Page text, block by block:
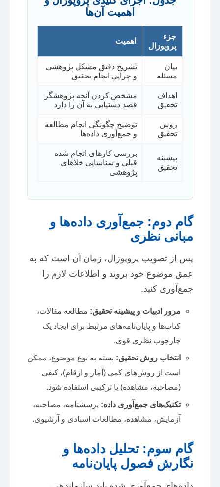
اهمیت آن‌ها
جزء
پروپوزال
اهمیت
بیان
مسئله
تشریح دقیق مشکل پژوهشی
و چرایی انجام تحقیق
اهداف
تحقیق
مشخص کردن آنچه پژوهشگر
قصد دستیابی به آن را دارد
روش
تحقیق
توضیح چگونگی انجام مطالعه
و جمع‌آوری داده‌ها
پیشینه
تحقیق
بررسی کارهای انجام شده
قبلی و شناسایی خلأهای
پژوهشی
گام دوم: جمع‌آوری داده‌ها و
مبانی نظری
پس از تصویب پروپوزال، زمان آن است که به
عمق موضوع خود بروید و اطلاعات لازم را
جمع‌آوری کنید.
مرور ادبیات و پیشینه تحقیق: مطالعه مقالات،
کتاب‌ها و پایان‌نامه‌های مرتبط برای ایجاد یک
چارچوب نظری قوی.
انتخاب روش تحقیق: بسته به نوع موضوع، ممکن
است از روش‌های کمی (آمار و ارقام)، کیفی
(مصاحبه، مشاهده) یا ترکیبی استفاده شود.
تکنیک‌های جمع‌آوری داده: پرسشنامه، مصاحبه،
آزمایش، مشاهده، مطالعات اسنادی و آرشیوی.
گام سوم: تحلیل داده‌ها و
نگارش فصول پایان‌نامه